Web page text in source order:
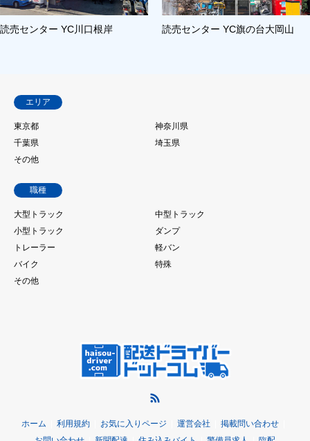
読売センター YC川口根岸 読売センター YC旗の台大岡山
エリア
東京都
神奈川県
千葉県
埼玉県
その他
職種
大型トラック
中型トラック
小型トラック
ダンプ
トレーラー
軽バン
バイク
特殊
その他
ホーム 利用規約 お気に入りページ 運営会社
掲載問い合わせ